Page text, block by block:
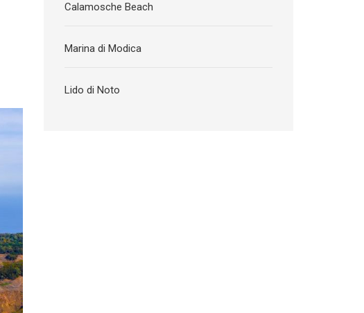
Calamosche Beach
Marina di Modica
Lido di Noto